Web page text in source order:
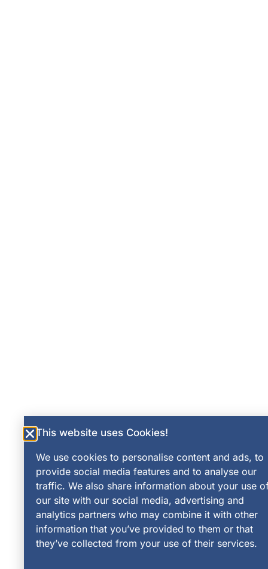
This website uses Cookies!
We use cookies to personalise content and ads, to
provide social media features and to analyse our
traffic. We also share information about your use
our site with our social media, advertising and
analytics partners who may combine it with other
information that you’ve provided to them or that
they’ve collected from your use of their services.